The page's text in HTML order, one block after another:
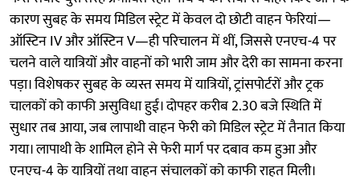
कारण सुबह के समय मिडिल स्ट्रेट में केवल दो छोटी वाहन फेरियां—
ऑस्टिन IV और ऑस्टिन V—ही परिचालन में थीं, जिससे एनएच-4 पर
चलने वाले यात्रियों और वाहनों को भारी जाम और देरी का सामना करना
पड़ा। विशेषकर सुबह के व्यस्त समय में यात्रियों, ट्रांसपोर्टरों और ट्रक
चालकों को काफी असुविधा हुई। दोपहर करीब 2.30 बजे स्थिति में
सुधार तब आया, जब लापाथी वाहन फेरी को मिडिल स्ट्रेट में तैनात किया
गया। लापाथी के शामिल होने से फेरी मार्ग पर दबाव कम हुआ और
एनएच-4 के यात्रियों तथा वाहन संचालकों को काफी राहत मिली।